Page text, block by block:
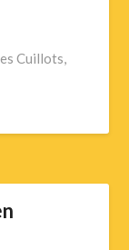
Cuillots,